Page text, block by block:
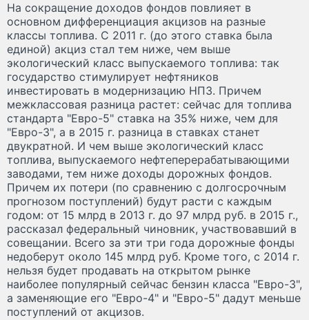
На сокращение доходов фондов повлияет в
основном дифференциация акцизов на разные
классы топлива. С 2011 г. (до этого ставка была
единой) акциз стал тем ниже, чем выше
экологический класс выпускаемого топлива: так
государство стимулирует нефтяников
инвестировать в модернизацию НПЗ. Причем
межклассовая разница растет: сейчас для топлива
стандарта "Евро-5" ставка на 35% ниже, чем для
"Евро-3", а в 2015 г. разница в ставках станет
двукратной. И чем выше экологический класс
топлива, выпускаемого нефтеперерабатывающими
заводами, тем ниже доходы дорожных фондов.
Причем их потери (по сравнению с долгосрочным
прогнозом поступлений) будут расти с каждым
годом: от 15 млрд в 2013 г. до 97 млрд руб. в 2015 г.,
рассказал федеральный чиновник, участвовавший в
совещании. Всего за эти три года дорожные фонды
недоберут около 145 млрд руб. Кроме того, с 2014 г.
нельзя будет продавать на открытом рынке
наиболее популярный сейчас бензин класса "Евро-3",
а заменяющие его "Евро-4" и "Евро-5" дадут меньше
поступлений от акцизов.